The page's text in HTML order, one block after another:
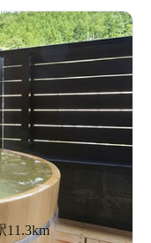
訳がない。上から
、勢いよく噴き出
貸切状態のお風呂
いけど冬は相当寒
れは無用の心配。
業が5月上旬から11
11.3km